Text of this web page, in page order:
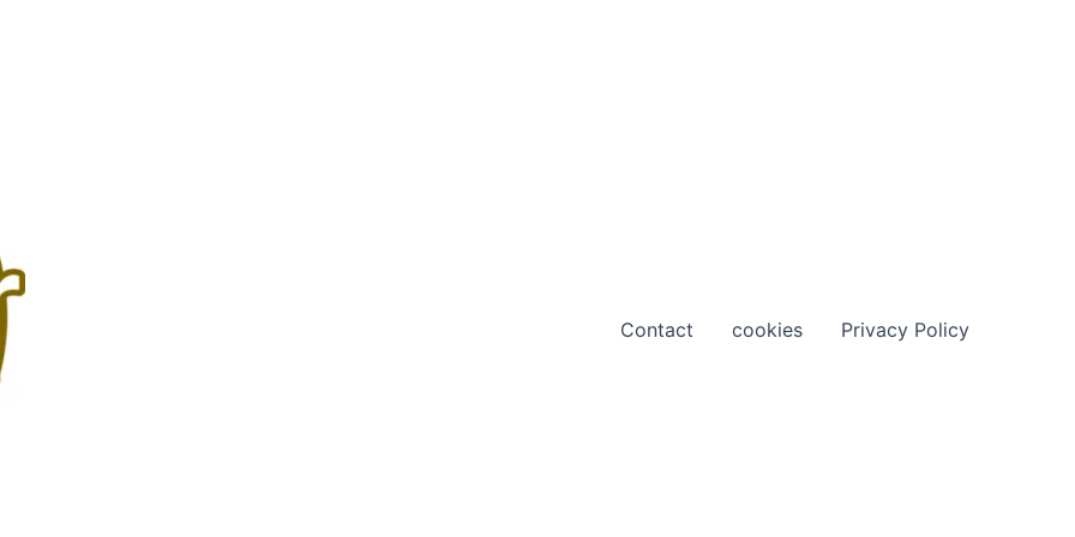
Contact cookies Privacy Policy